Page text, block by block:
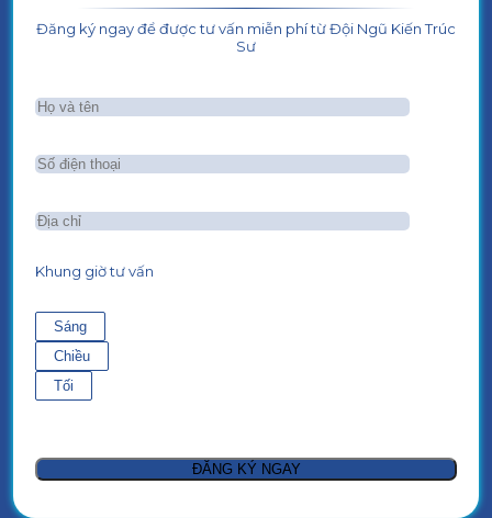
Đăng ký ngay để được tư vấn miễn phí từ Đội Ngũ Kiến Trúc
Sư
Khung giờ tư vấn
Sáng
Chiều
Tối